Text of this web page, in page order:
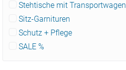
Stehtische mit Transportwagen
Sitz-Garnituren
Schutz + Pflege
SALE %